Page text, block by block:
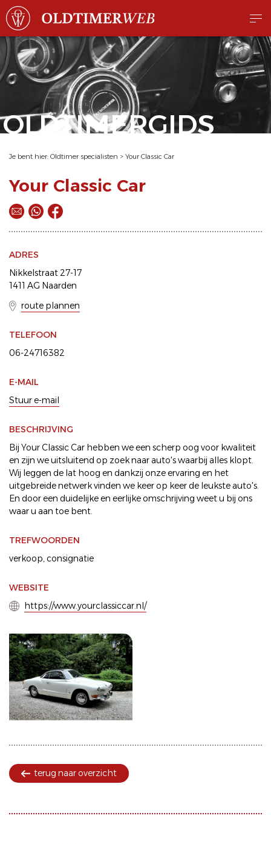
OLDTIMERGIDS
Je bent hier: Oldtimer specialisten > Your Classic Car
Your Classic Car
ADRES
Nikkelstraat 27-17
1411 AG Naarden
route plannen
TELEFOON
06-24716382
E-MAIL
Stuur e-mail
BESCHRIJVING
Bij Your Classic Car hebben we een scherp oog voor kwaliteit
en zijn we uitsluitend op zoek naar auto's waarbij alles klopt.
Wij leggen de lat hoog en dankzij onze ervaring en het
uitgebreide netwerk vinden we keer op keer de leukste auto's.
En door een duidelijke en eerlijke omschrijving weet u bij ons
waar u aan toe bent.
TREFWOORDEN
verkoop, consignatie
WEBSITE
https://www.yourclassiccar.nl/
terug naar overzicht